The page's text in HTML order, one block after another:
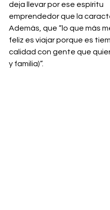
deja llevar por ese espíritu
emprendedor que la
Además, que “lo que más
feliz es viajar porque es
calidad con gente que
y familia)”.